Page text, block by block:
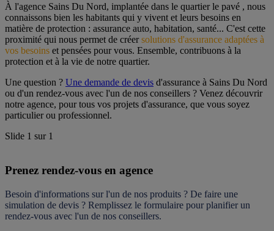
À l'agence Sains Du Nord, implantée dans le quartier le pavé , nous
connaissons bien les habitants qui y vivent et leurs besoins en
matière de protection : assurance auto, habitation, santé... C'est cette
proximité qui nous permet de créer solutions d'assurance adaptées à
vos besoins et pensées pour vous. Ensemble, contribuons à la
protection et à la vie de notre quartier.
Une question ? Une demande de devis d'assurance à Sains Du Nord
ou d'un rendez-vous avec l'un de nos conseillers ? Venez découvrir
notre agence, pour tous vos projets d'assurance, que vous soyez
particulier ou professionnel.
Slide 1 sur 1
Prenez rendez-vous en agence
Besoin d'informations sur l'un de nos produits ? De faire une
simulation de devis ? Remplissez le formulaire pour planifier un
rendez-vous avec l'un de nos conseillers.